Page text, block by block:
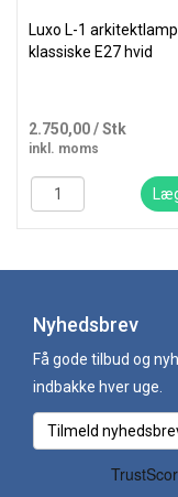
Luxo L-1
klassiske E27 hvid
2.750,00/ Stk
inkl. moms
Nyhedsbrev
Få gode tilbud og
indbakke hver uge.
Tilmeld